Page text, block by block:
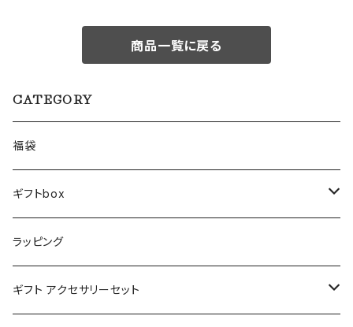
商品一覧に戻る
CATEGORY
福袋
ギフトbox
Lサイズ
Mサイズ
ラッピング
ギフト アクセサリーセット